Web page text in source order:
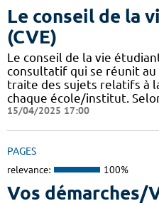
Le conseil de la
(CVE)
Le conseil de la vie
consultatif qui se réunit au
traite des sujets relatifs à
chaque école/institut.
15/04/2025 17:00
PAGES
relevance: 100%
Vos démarches/